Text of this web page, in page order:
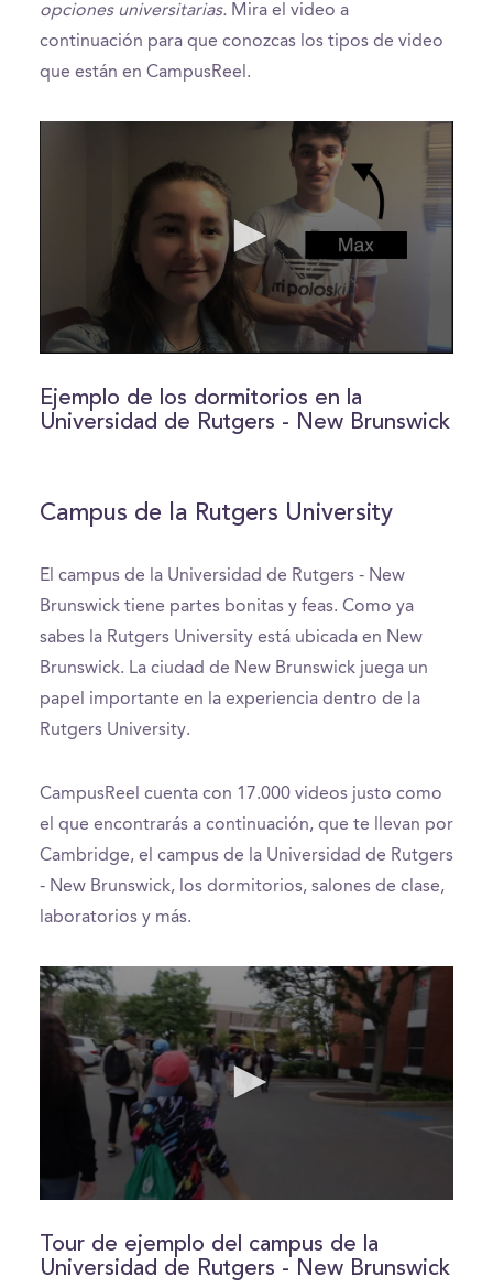
opciones universitarias. Mira el video a
continuación para que conozcas los tipos de video
que están en CampusReel.
of
0
seconds
Ejemplo de los dormitorios en la
Universidad de Rutgers - New Brunswick
Campus de la Rutgers University
El campus de la Universidad de Rutgers - New
Brunswick tiene partes bonitas y feas. Como ya
sabes la Rutgers University está ubicada en New
Brunswick. La ciudad de New Brunswick juega un
papel importante en la experiencia dentro de la
Rutgers University.
CampusReel cuenta con 17.000 videos justo como
el que encontrarás a continuación, que te llevan por
Cambridge, el campus de la Universidad de Rutgers
- New Brunswick, los dormitorios, salones de clase,
laboratorios y más.
of
9
minutes,
Tour de ejemplo del campus de la
Universidad de Rutgers - New Brunswick